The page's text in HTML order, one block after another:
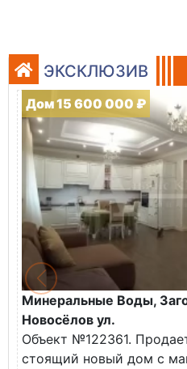
ЭКСКЛЮЗИВ
Дом 15 600 000 ₽
Минеральные Воды,
Новосёлов ул.
Объект №122361.
стоящий новый дом с